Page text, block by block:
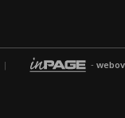
| -